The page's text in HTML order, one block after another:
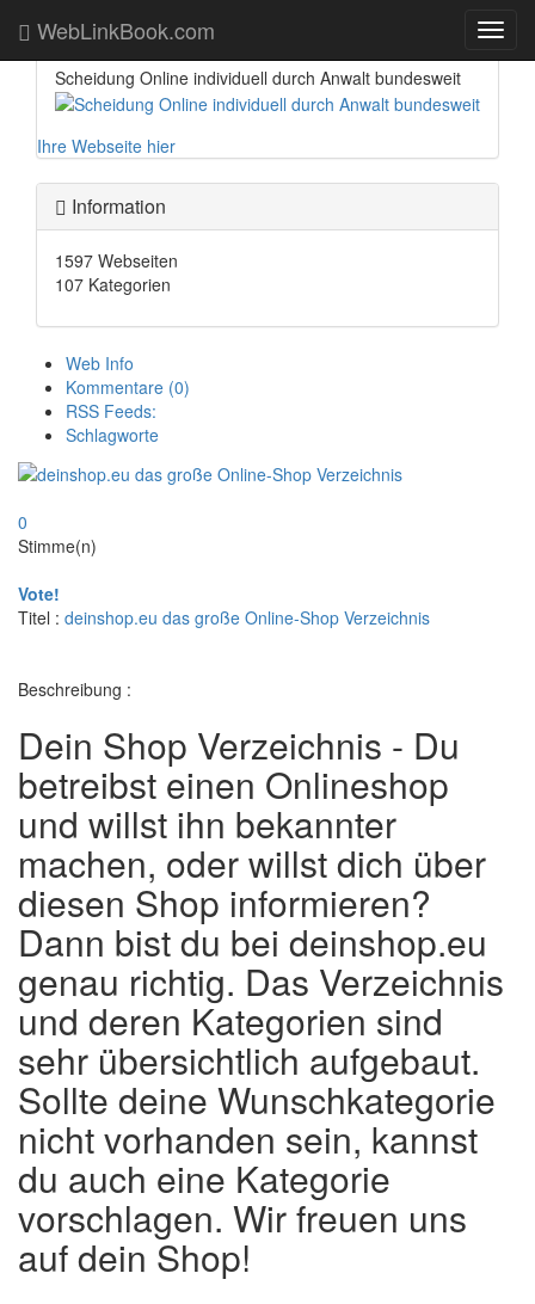
WebLinkBook.com
Booster
Scheidung Online individuell durch Anwalt bundesweit
Ihre Webseite hier
Information
1597 Webseiten
107 Kategorien
Web Info
Kommentare (0)
RSS Feeds:
Schlagworte
0
Stimme(n)
Vote!
Titel : deinshop.eu das große Online-Shop Verzeichnis
Beschreibung :
Dein Shop Verzeichnis - Du
betreibst einen Onlineshop
und willst ihn bekannter
machen, oder willst dich über
diesen Shop informieren?
Dann bist du bei deinshop.eu
genau richtig. Das Verzeichnis
und deren Kategorien sind
sehr übersichtlich aufgebaut.
Sollte deine Wunschkategorie
nicht vorhanden sein, kannst
du auch eine Kategorie
vorschlagen. Wir freuen uns
auf dein Shop!